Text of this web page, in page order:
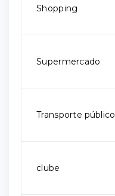
Shopping
Supermercado
Transporte público
clube